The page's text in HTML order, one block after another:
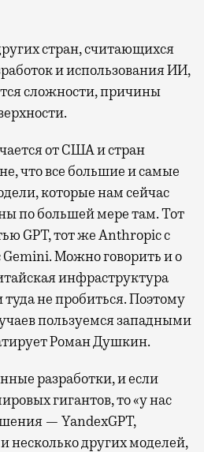
стран, считающихся
и использования ИИ,
сложности, причины
от США и стран
что все большие и самые
которые нам сейчас
по большей мере там. Тот
GPT, тот же Anthropic с
Gemini. Можно говорить и о
инфраструктура
туда не пробиться. Поэтому
пользуемся западными
Роман Душкин.
разработки, и если
гигантов, то «у нас
— YandexGPT,
несколько других моделей,